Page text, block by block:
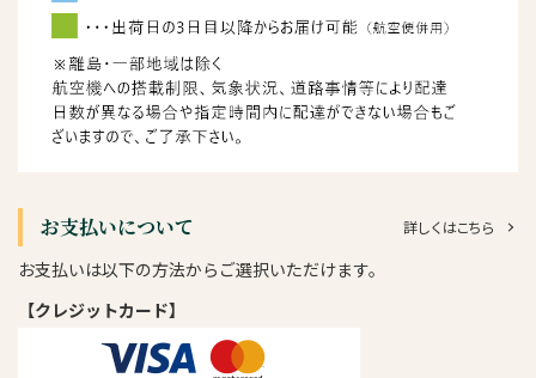
お支払いについて 詳しくはこちら
お支払いは以下の方法からご選択いただけます。
【クレジットカード】